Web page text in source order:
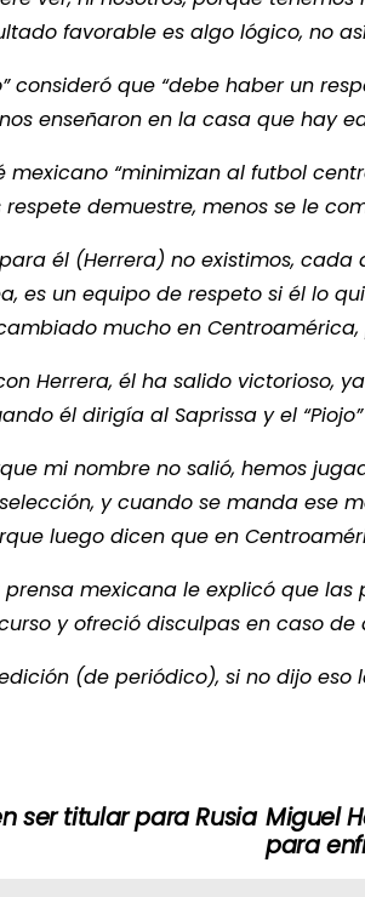
favorable es algo lógico, no
consideró que “debe haber un
enseñaron en la casa que hay
mexicano “minimizan al futbol
demuestre, menos se le
él (Herrera) no existimos,
es un equipo de respeto si él lo
mucho en Centroamérica,
Herrera, él ha salido victorioso,
él dirigía al Saprissa y el
mi nombre no salió, hemos
y cuando se manda ese
luego dicen que en
mexicana le explicó que
y ofreció disculpas en caso
(de periódico), si no dijo eso
Miguel
para
ser titular para Rusia